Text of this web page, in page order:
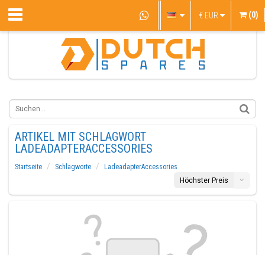
€ EUR (0)
ARTIKEL MIT SCHLAGWORT
LADEADAPTERACCESSORIES
Startseite Schlagworte
LadeadapterAccessories
Höchster Preis